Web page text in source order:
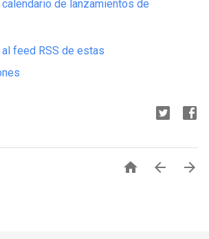
de lanzamientos de
feed RSS de estas
  